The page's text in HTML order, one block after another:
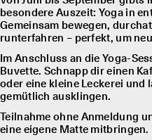
besondere Auszeit: Yoga in
Gemeinsam bewegen,
runterfahren – perfekt, um
Im Anschluss an die Yoga-
Buvette. Schnapp dir einen
oder eine kleine Leckerei und
gemütlich ausklingen.
Teilnahme ohne Anmeldung
eine eigene Matte mitbringen.